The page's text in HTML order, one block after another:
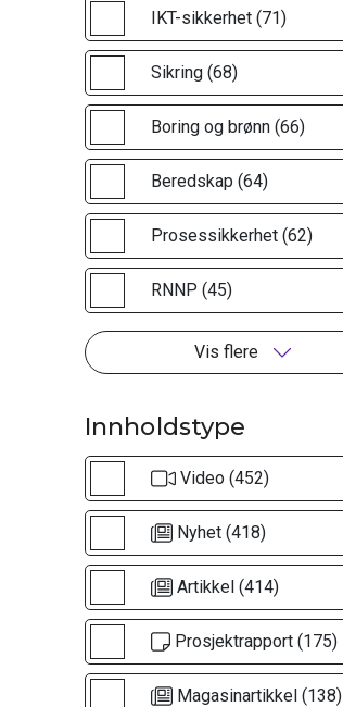
IKT-sikkerhet (71)
Sikring (68)
Boring og brønn (66)
Beredskap (64)
Prosessikkerhet (62)
RNNP (45)
Vis flere
Innholdstype
Video (452)
Nyhet (418)
Artikkel (414)
Prosjektrapport (175)
Magasinartikkel (138)